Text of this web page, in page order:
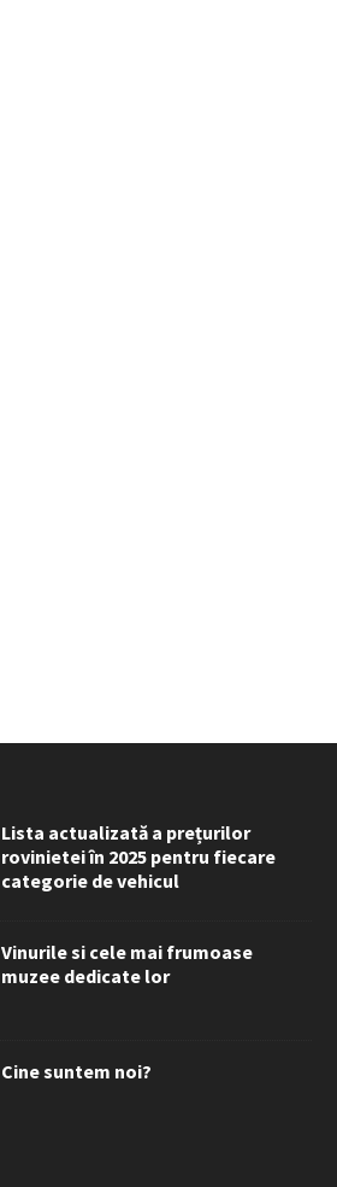
Lista actualizată a prețurilor
rovinietei în 2025 pentru fiecare
categorie de vehicul
Vinurile si cele mai frumoase
muzee dedicate lor
Cine suntem noi?